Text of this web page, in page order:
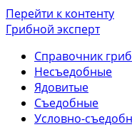
Перейти к контенту
Грибной эксперт
Справочник
Несъедобные
Ядовитые
Съедобные
Условно-